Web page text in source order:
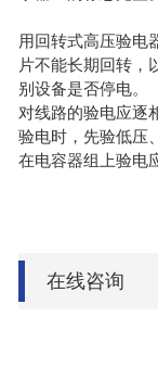
用回转式高压验电
片不能长期回转，
别设备是否停电。
对线路的验电应逐
验电时，先验低压
在电容器组上验电
在线咨询